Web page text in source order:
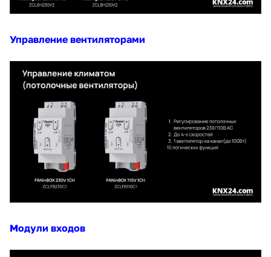
Управление вентиляторами
Модули входов